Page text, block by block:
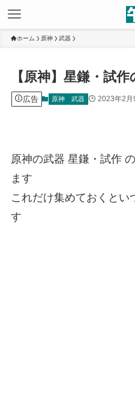
ホーム 原神 武器
【原神】星鎌・試
広告 原神 武器 2023年2月
原神の武器 星鎌・試作
ます
これだけ集めておくとい
す